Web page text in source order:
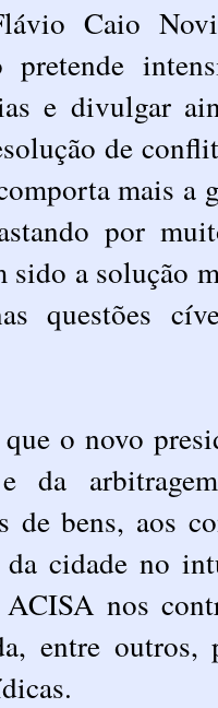
Caio
e divulgar
de
mais a
por
a solução
questões
o novo
da
de bens, aos
da cidade no
nos
entre